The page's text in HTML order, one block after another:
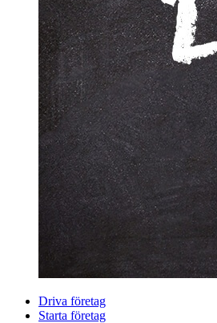
Driva företag
Starta företag